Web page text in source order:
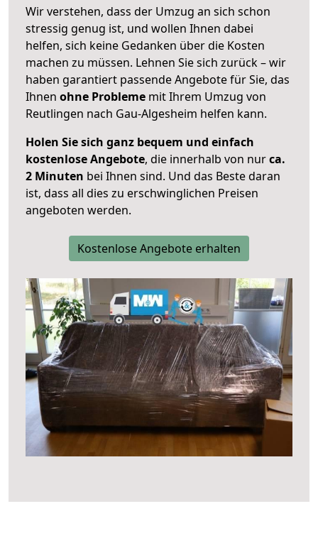
Wir verstehen, dass der Umzug an sich schon
stressig genug ist, und wollen Ihnen dabei
helfen, sich keine Gedanken über die Kosten
machen zu müssen. Lehnen Sie sich zurück – wir
haben garantiert passende Angebote für Sie, das
Ihnen ohne Probleme mit Ihrem Umzug von
Reutlingen nach Gau-Algesheim helfen kann.
Holen Sie sich ganz bequem und einfach
kostenlose Angebote, die innerhalb von nurca.
2 Minuten bei Ihnen sind. Und das Beste daran
ist, dass all dies zu erschwinglichen Preisen
angeboten werden.
Kostenlose Angebote erhalten